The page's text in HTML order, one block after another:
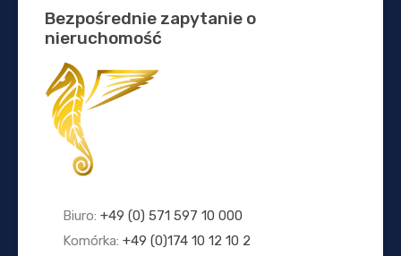
Bezpośrednie zapytanie o
nieruchomość
Biuro: +49 (0) 571 597 10 000
Komórka: +49 (0)174 10 12 10 2